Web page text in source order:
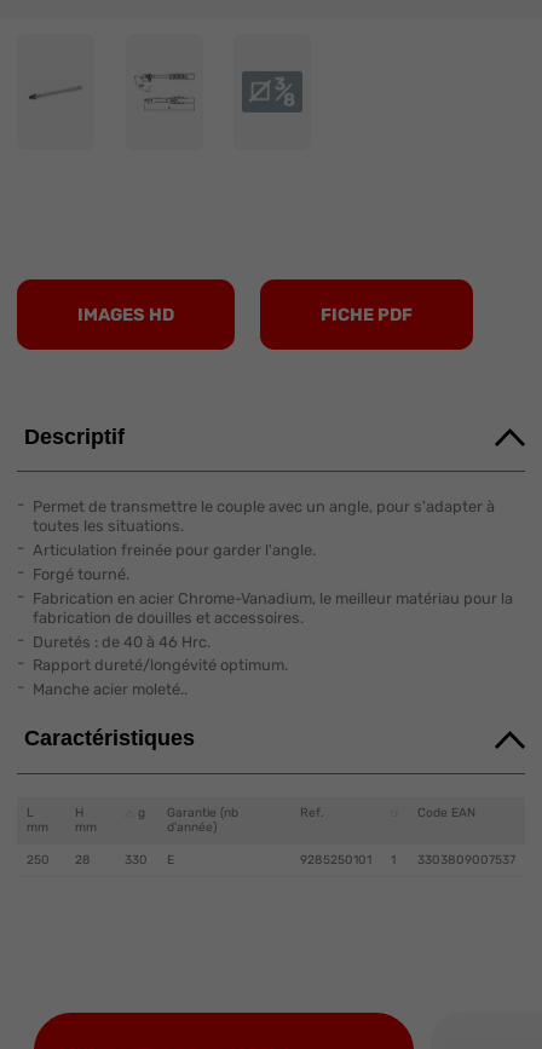
IMAGES HD FICHE PDF
Descriptif
Permet de transmettre le couple avec un angle, pour s'adapter à
toutes les situations.
Articulation freinée pour garder l'angle.
Forgé tourné.
Fabrication en acier Chrome-Vanadium, le meilleur matériau pour la
fabrication de douilles et accessoires.
Duretés : de 40 à 46 Hrc.
Rapport dureté/longévité optimum.
Manche acier moleté..
Caractéristiques
L
mm
H
mm
g
Garantie (nb
d'année)
Ref. Code EAN
250 28 330 E 9285250101 1 3303809007537